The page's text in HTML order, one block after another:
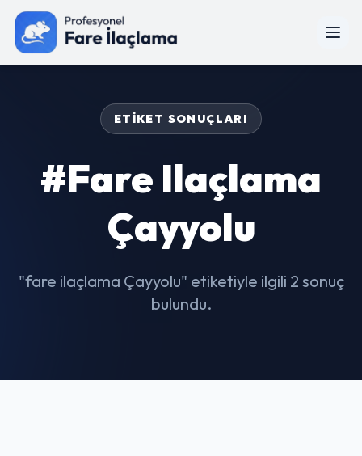
ETIKET SONUÇLARI
#fare Ilaçlama
Çayyolu
"fare ilaçlama Çayyolu" etiketiyle ilgili 2 sonuç
bulundu.